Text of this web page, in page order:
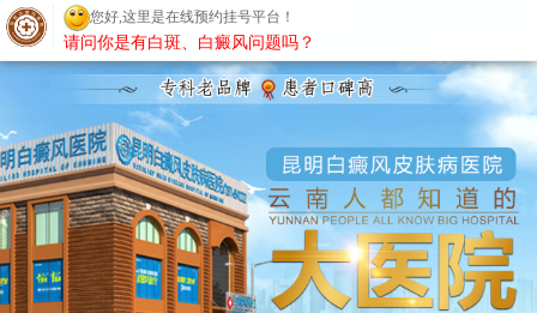
昆明白癜风医院
您好,这里是在线预约挂号平台！
请问你是有白斑、白癜风问题吗？